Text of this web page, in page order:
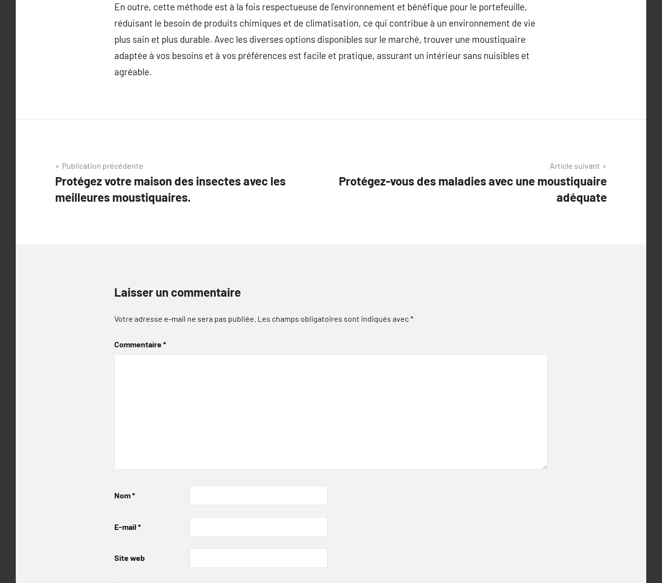
En outre, cette méthode est à la fois respectueuse de l’environnement et bénéfique pour le portefeuille,
réduisant le besoin de produits chimiques et de climatisation, ce qui contribue à un environnement de vie
plus sain et plus durable. Avec les diverses options disponibles sur le marché, trouver une moustiquaire
adaptée à vos besoins et à vos préférences est facile et pratique, assurant un intérieur sans nuisibles et
agréable.
Navigation
de
l’article
Publication précédente
Protégez votre maison des insectes avec les
meilleures moustiquaires.
Article suivant
Protégez-vous des maladies avec une moustiquaire
adéquate
Laisser un commentaire
Votre adresse e-mail ne sera pas publiée. Les champs obligatoires sont indiqués avec*
Commentaire*
Nom*
E-mail *
Site web